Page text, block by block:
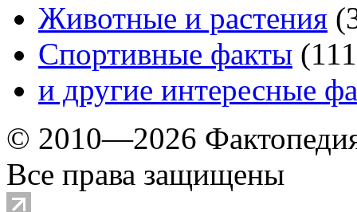
Животные и растения (
Спортивные факты (111
и другие интересные
© 2010—2026
Все права защищены